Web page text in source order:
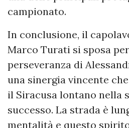
campionato.
In conclusione, il
Marco Turati si sposa
perseveranza di
una sinergia vincente
il Siracusa lontano nella
successo. La strada è
mentalità e questo